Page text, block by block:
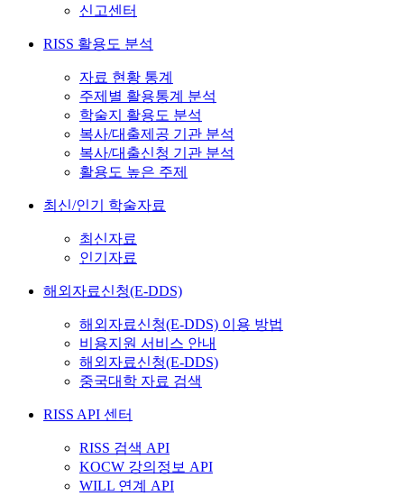
신고센터
RISS 활용도 분석
자료 현황 통계
주제별 활용통계 분석
학술지 활용도 분석
복사/대출제공 기관 분석
복사/대출신청 기관 분석
활용도 높은 주제
최신/인기 학술자료
최신자료
인기자료
해외자료신청(E-DDS)
해외자료신청(E-DDS) 이용 방법
비용지원 서비스 안내
해외자료신청(E-DDS)
중국대학 자료 검색
RISS API 센터
RISS 검색 API
KOCW 강의정보 API
WILL 연계 API